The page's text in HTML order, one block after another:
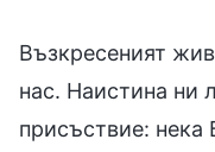
Възкресеният
нас. Наистина ни
присъствие: нека